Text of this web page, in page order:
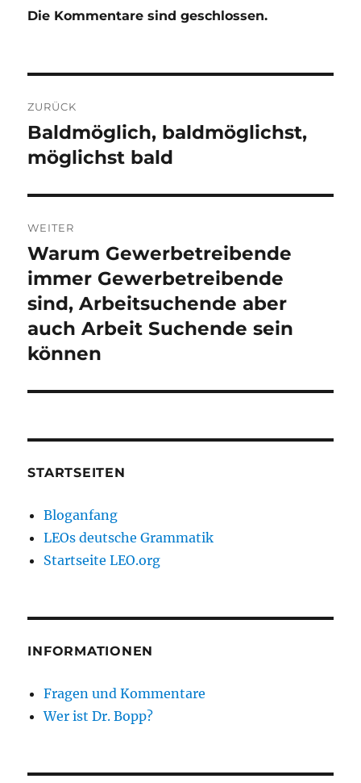
Die Kommentare sind geschlossen.
ZURÜCK
Vorheriger
Beitrag:
Baldmöglich, baldmöglichst,
möglichst bald
WEITER
Nächster
Beitrag:
Warum Gewerbetreibende
immer Gewerbetreibende
sind, Arbeitsuchende aber
auch Arbeit Suchende sein
können
STARTSEITEN
Bloganfang
LEOs deutsche Grammatik
Startseite LEO.org
INFORMATIONEN
Fragen und Kommentare
Wer ist Dr. Bopp?